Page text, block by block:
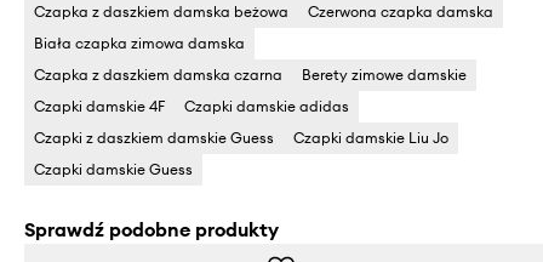
Czapka z daszkiem damska beżowa
Czerwona czapka damska
Biała czapka zimowa damska
Czapka z daszkiem damska czarna
Berety zimowe damskie
Czapki damskie 4F
Czapki damskie adidas
Czapki z daszkiem damskie Guess
Czapki damskie Liu Jo
Czapki damskie Guess
Sprawdź podobne produkty